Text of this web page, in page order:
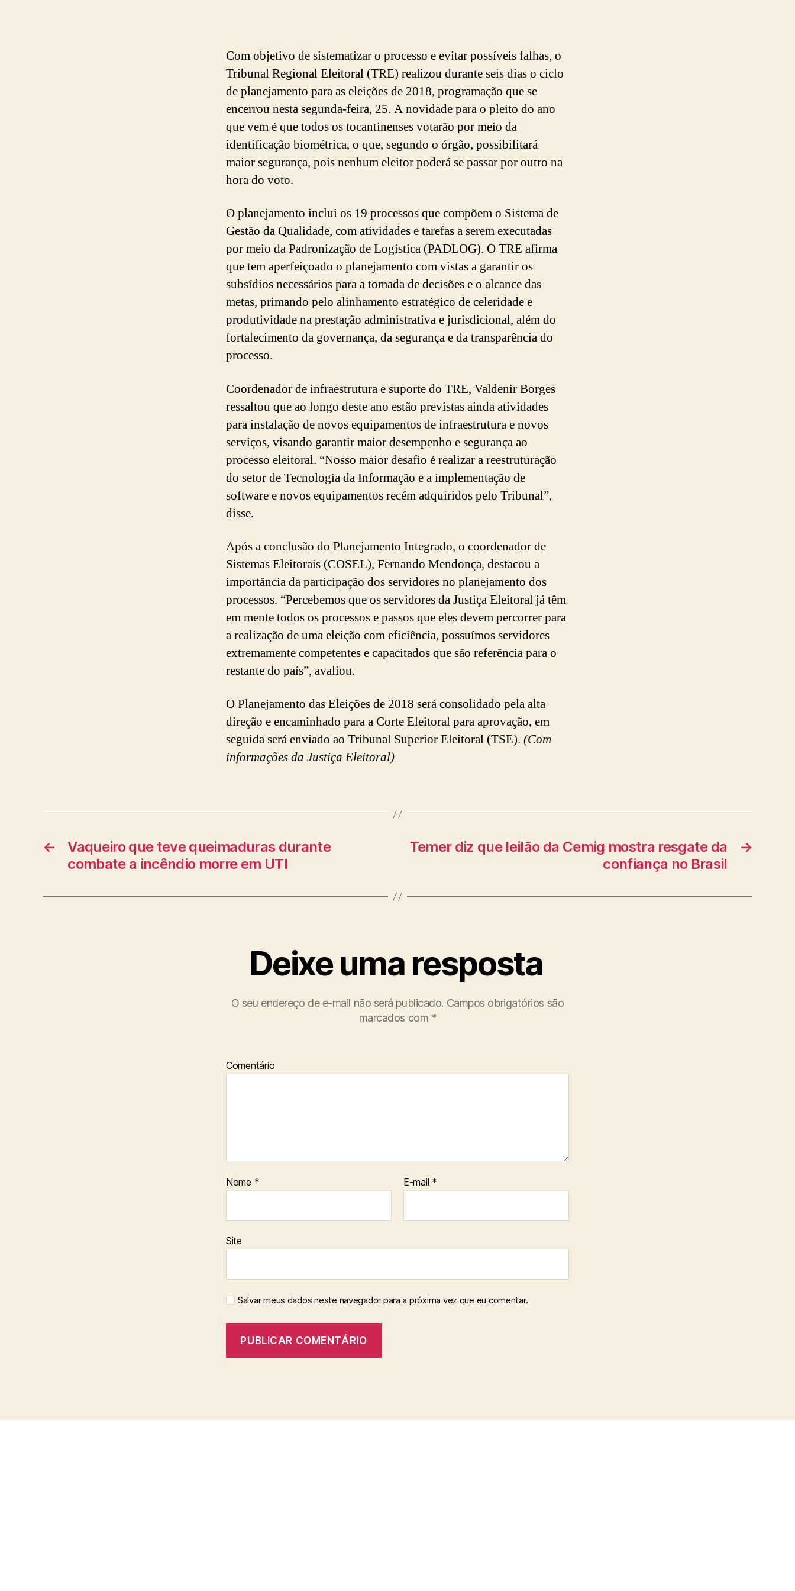
Com objetivo de sistematizar o processo e evitar possíveis falhas, o
Tribunal Regional Eleitoral (TRE) realizou durante seis dias o ciclo
de planejamento para as eleições de 2018, programação que se
encerrou nesta segunda-feira, 25. A novidade para o pleito do ano
que vem é que todos os tocantinenses votarão por meio da
identificação biométrica, o que, segundo o órgão, possibilitará
maior segurança, pois nenhum eleitor poderá se passar por outro na
hora do voto.
O planejamento inclui os 19 processos que compõem o Sistema de
Gestão da Qualidade, com atividades e tarefas a serem executadas
por meio da Padronização de Logística (PADLOG). O TRE afirma
que tem aperfeiçoado o planejamento com vistas a garantir os
subsídios necessários para a tomada de decisões e o alcance das
metas, primando pelo alinhamento estratégico de celeridade e
produtividade na prestação administrativa e jurisdicional, além do
fortalecimento da governança, da segurança e da transparência do
processo.
Coordenador de infraestrutura e suporte do TRE, Valdenir Borges
ressaltou que ao longo deste ano estão previstas ainda atividades
para instalação de novos equipamentos de infraestrutura e novos
serviços, visando garantir maior desempenho e segurança ao
processo eleitoral. “Nosso maior desafio é realizar a reestruturação
do setor de Tecnologia da Informação e a implementação de
software e novos equipamentos recém adquiridos pelo Tribunal”,
disse.
Após a conclusão do Planejamento Integrado, o coordenador de
Sistemas Eleitorais (COSEL), Fernando Mendonça, destacou a
importância da participação dos servidores no planejamento dos
processos. “Percebemos que os servidores da Justiça Eleitoral já têm
em mente todos os processos e passos que eles devem percorrer para
a realização de uma eleição com eficiência, possuímos servidores
extremamente competentes e capacitados que são referência para o
restante do país”, avaliou.
O Planejamento das Eleições de 2018 será consolidado pela alta
direção e encaminhado para a Corte Eleitoral para aprovação, em
seguida será enviado ao Tribunal Superior Eleitoral (TSE). (Com
informações da Justiça Eleitoral)
←
Vaqueiro que teve queimaduras durante
combate a incêndio morre em UTI
→
Temer diz que leilão da Cemig mostra resgate da
confiança no Brasil
Deixe uma resposta
O seu endereço de e-mail não será publicado. Campos obrigatórios são
marcados com *
Comentário
Nome * E-mail *
Site
Salvar meus dados neste navegador para a próxima vez que eu comentar.